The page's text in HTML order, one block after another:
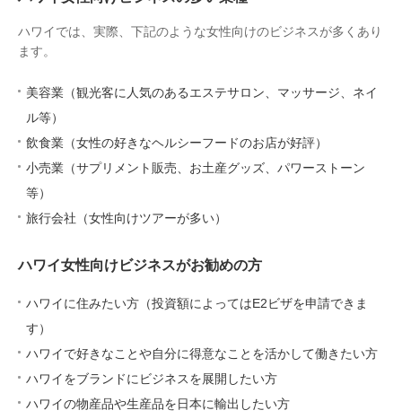
ハワイでは、実際、下記のような女性向けのビジネスが多くあり
ます。
美容業（観光客に人気のあるエステサロン、マッサージ、ネイ
ル等）
飲食業（女性の好きなヘルシーフードのお店が好評）
小売業（サプリメント販売、お土産グッズ、パワーストーン
等）
旅行会社（女性向けツアーが多い）
ハワイ女性向けビジネスがお勧めの方
ハワイに住みたい方（投資額によってはE2ビザを申請できま
す）
ハワイで好きなことや自分に得意なことを活かして働きたい方
ハワイをブランドにビジネスを展開したい方
ハワイの物産品や生産品を日本に輸出したい方